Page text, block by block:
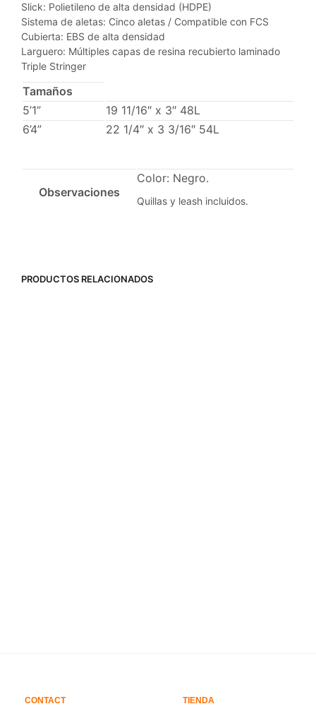
Slick: Polietileno de alta densidad (HDPE)
Sistema de aletas: Cinco aletas / Compatible con FCS
Cubierta: EBS de alta densidad
Larguero: Múltiples capas de resina recubierto laminado
Triple Stringer
Tamaños
5’1”
19 11/16″ x 3″ 48L
6’4”
22 1/4″ x 3 3/16″ 54L
Observaciones
Color: Negro.
Quillas y leash incluidos.
PRODUCTOS RELACIONADOS
CONTACT TIENDA